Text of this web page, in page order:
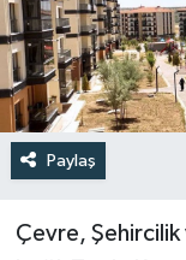
Paylaş
Çevre, Şehircilik